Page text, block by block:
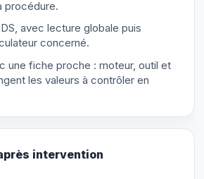
procédure.
avec lecture globale puis
concerné.
une fiche proche : moteur, outil et
les valeurs à contrôler en
intervention